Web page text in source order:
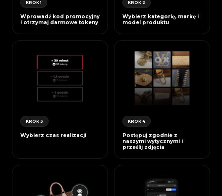
KROK 1
Wprowadź kod promocyjny
i otrzymaj darmowe tokeny
KROK 2
Wybierz kategorię, markę i
model produktu
KROK 3
Wybierz czas realizacji
KROK 4
Postępuj zgodnie z
naszymi wytycznymi i
prześlij zdjęcia